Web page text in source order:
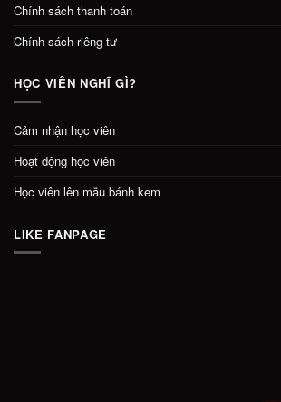
Chính sách thanh toán
Chính sách riêng tư
HỌC VIÊN NGHĨ GÌ?
Cảm nhận học viên
Hoạt động học viên
Học viên lên mẫu bánh kem
LIKE FANPAGE